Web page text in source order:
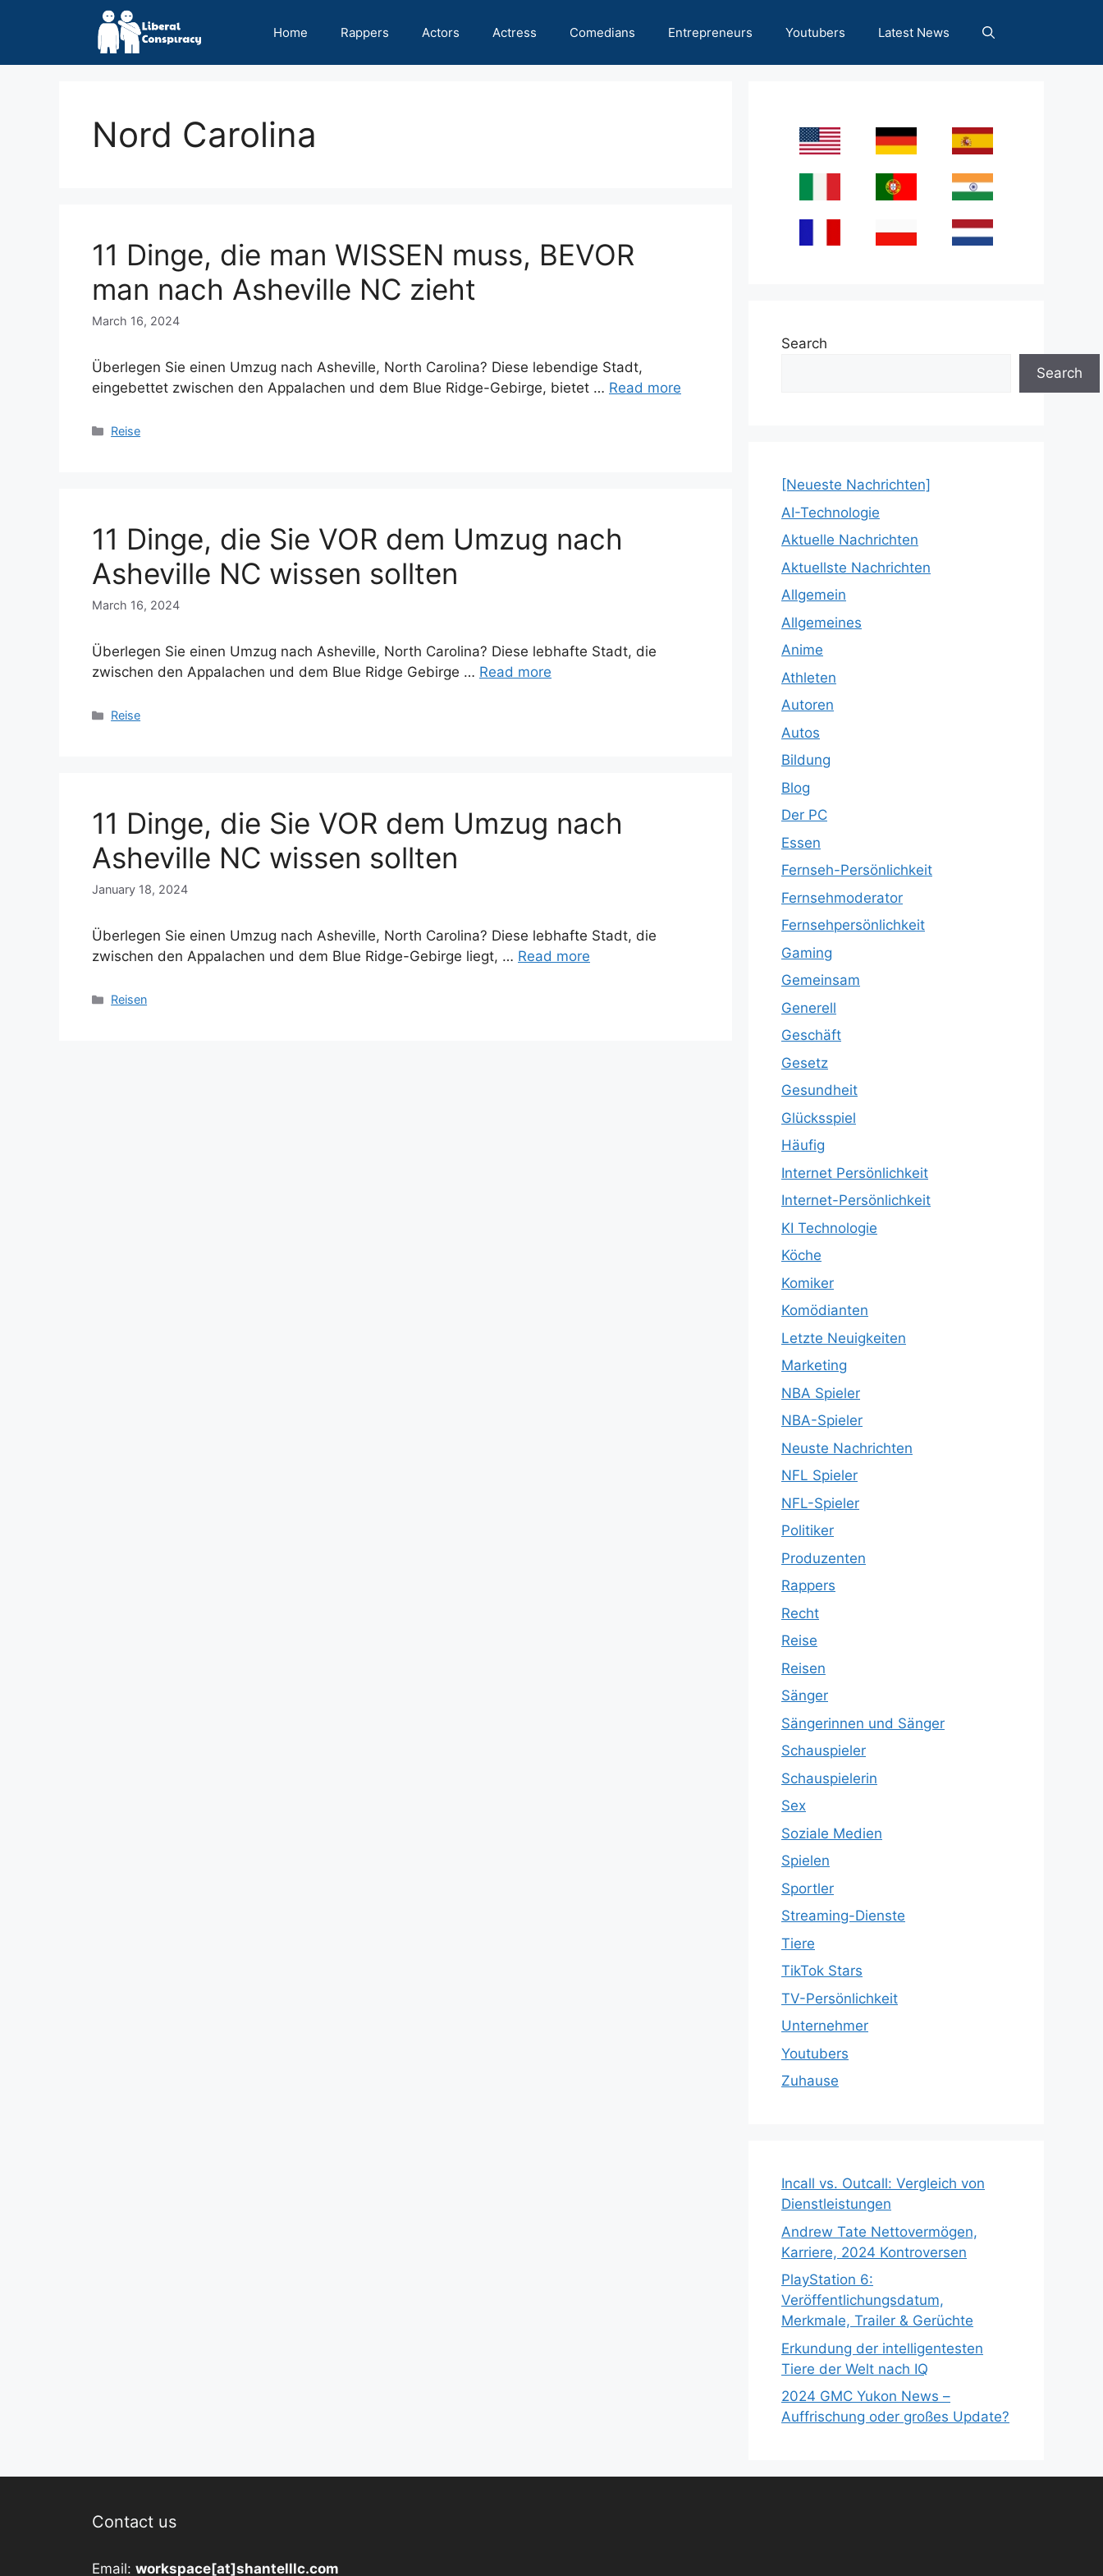
Home Rappers Actors Actress Comedians Entrepreneurs Youtubers Latest News
Nord Carolina
11 Dinge, die man WISSEN muss, BEVOR
man nach Asheville NC zieht
March 16, 2024
Überlegen Sie einen Umzug nach Asheville, North Carolina? Diese lebendige Stadt,
eingebettet zwischen den Appalachen und dem Blue Ridge-Gebirge, bietet … Read more
Categories
Reise
11 Dinge, die Sie VOR dem Umzug nach
Asheville NC wissen sollten
March 16, 2024
Überlegen Sie einen Umzug nach Asheville, North Carolina? Diese lebhafte Stadt, die
zwischen den Appalachen und dem Blue Ridge Gebirge … Read more
Categories
Reise
11 Dinge, die Sie VOR dem Umzug nach
Asheville NC wissen sollten
January 18, 2024
Überlegen Sie einen Umzug nach Asheville, North Carolina? Diese lebhafte Stadt, die
zwischen den Appalachen und dem Blue Ridge-Gebirge liegt, … Read more
Categories
Reisen
Search
Search
[Neueste Nachrichten]
AI-Technologie
Aktuelle Nachrichten
Aktuellste Nachrichten
Allgemein
Allgemeines
Anime
Athleten
Autoren
Autos
Bildung
Blog
Der PC
Essen
Fernseh-Persönlichkeit
Fernsehmoderator
Fernsehpersönlichkeit
Gaming
Gemeinsam
Generell
Geschäft
Gesetz
Gesundheit
Glücksspiel
Häufig
Internet Persönlichkeit
Internet-Persönlichkeit
KI Technologie
Köche
Komiker
Komödianten
Letzte Neuigkeiten
Marketing
NBA Spieler
NBA-Spieler
Neuste Nachrichten
NFL Spieler
NFL-Spieler
Politiker
Produzenten
Rappers
Recht
Reise
Reisen
Sänger
Sängerinnen und Sänger
Schauspieler
Schauspielerin
Sex
Soziale Medien
Spielen
Sportler
Streaming-Dienste
Tiere
TikTok Stars
TV-Persönlichkeit
Unternehmer
Youtubers
Zuhause
Incall vs. Outcall: Vergleich von
Dienstleistungen
Andrew Tate Nettovermögen,
Karriere, 2024 Kontroversen
PlayStation 6:
Veröffentlichungsdatum,
Merkmale, Trailer & Gerüchte
Erkundung der intelligentesten
Tiere der Welt nach IQ
2024 GMC Yukon News –
Auffrischung oder großes Update?
Contact us
Email: workspace[at]shantelllc.com